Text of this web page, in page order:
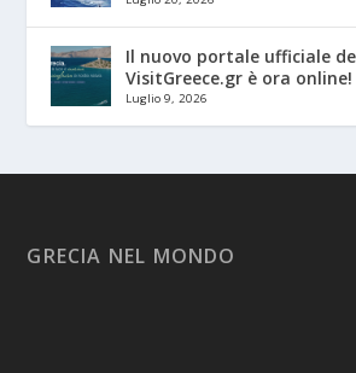
Il nuovo portale ufficiale
VisitGreece.gr è ora online!
Luglio 9, 2026
GRECIA NEL MONDO